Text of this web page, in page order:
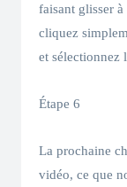
faisant glisser
cliquez
et sélectionnez
Étape 6
La prochaine
vidéo, ce que